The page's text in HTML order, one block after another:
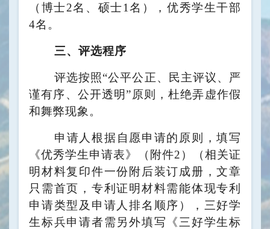
（博士2名、硕士1 名），优秀学生干部
4名。
三、评选程序
评选按照“公平公正、民主评议、严
谨有序、公开透明”原则，杜绝弄虚作假
和舞弊现象。
申请人根据自愿申请的原则，填写
《优秀学生申请表》（附件2 ）（相关证
明材料复印件一份附后装订成册，文章
只需首页，专利证明材料需能体现专利
申请类型及申请人排名顺序），三好学
生标兵申请者需另外填写《三好学生标